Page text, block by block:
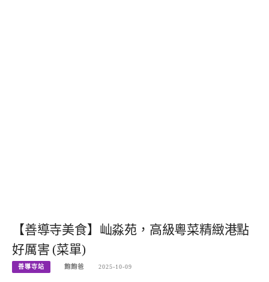
【善導寺美食】屾淼苑，高級粵菜精緻港點
好厲害 (菜單)
善導寺站 飽飽爸 2025-10-09